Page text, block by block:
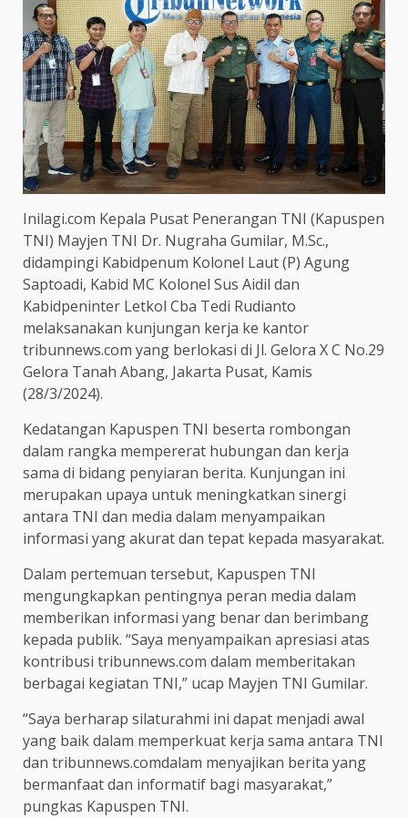
Inilagi.com Kepala Pusat Penerangan TNI (Kapuspen
TNI) Mayjen TNI Dr. Nugraha Gumilar, M.Sc.,
didampingi Kabidpenum Kolonel Laut (P) Agung
Saptoadi, Kabid MC Kolonel Sus Aidil dan
Kabidpeninter Letkol Cba Tedi Rudianto
melaksanakan kunjungan kerja ke kantor
tribunnews.com yang berlokasi di Jl. Gelora X C No.29
Gelora Tanah Abang, Jakarta Pusat, Kamis
(28/3/2024).
Kedatangan Kapuspen TNI beserta rombongan
dalam rangka mempererat hubungan dan kerja
sama di bidang penyiaran berita. Kunjungan ini
merupakan upaya untuk meningkatkan sinergi
antara TNI dan media dalam menyampaikan
informasi yang akurat dan tepat kepada masyarakat.
Dalam pertemuan tersebut, Kapuspen TNI
mengungkapkan pentingnya peran media dalam
memberikan informasi yang benar dan berimbang
kepada publik. “Saya menyampaikan apresiasi atas
kontribusi tribunnews.com dalam memberitakan
berbagai kegiatan TNI,” ucap Mayjen TNI Gumilar.
“Saya berharap silaturahmi ini dapat menjadi awal
yang baik dalam memperkuat kerja sama antara TNI
dan tribunnews.comdalam menyajikan berita yang
bermanfaat dan informatif bagi masyarakat,”
pungkas Kapuspen TNI.